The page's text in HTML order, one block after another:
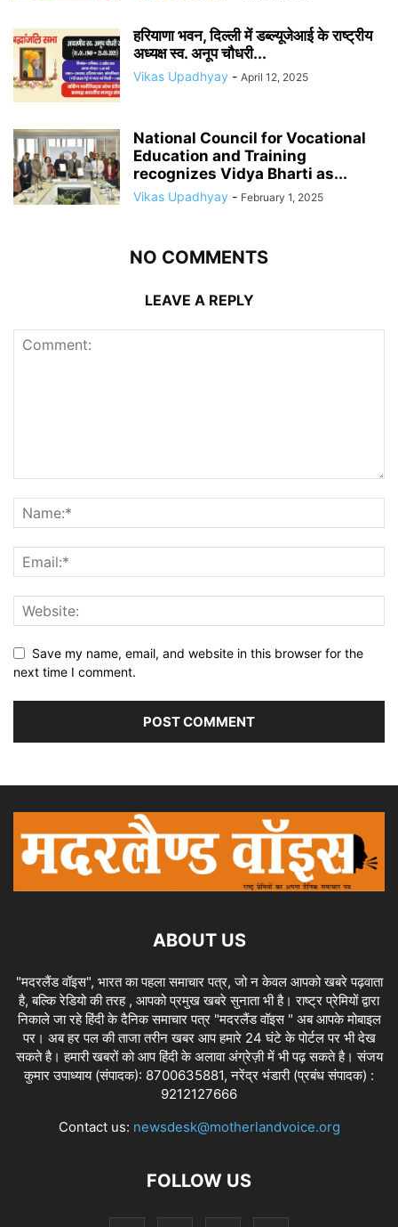
हरियाणा भवन, दिल्ली में डब्ल्यूजेआई के राष्ट्रीय
अध्यक्ष स्व. अनूप चौधरी...
Vikas Upadhyay - April 12, 2025
National Council for Vocational
Education and Training
recognizes Vidya Bharti as...
Vikas Upadhyay - February 1, 2025
NO COMMENTS
LEAVE A REPLY
Save my name, email, and website in this browser for the
next time I comment.
ABOUT US
"मदरलैंड वॉइस", भारत का पहला समाचार पत्र, जो न केवल आपको खबरे पढ़वाता
है, बल्कि रेडियो की तरह , आपको प्रमुख खबरे सुनाता भी है। राष्ट्र प्रेमियों द्वारा
निकाले जा रहे हिंदी के दैनिक समाचार पत्र "मदरलैंड वॉइस " अब आपके मोबाइल
पर। अब हर पल की ताजा तरीन खबर आप हमारे 24 घंटे के पोर्टल पर भी देख
सकते है। हमारी खबरों को आप हिंदी के अलावा अंग्रेज़ी में भी पढ़ सकते है। संजय
कुमार उपाध्याय (संपादक): 8700635881, नरेंद्र भंडारी (प्रबंध संपादक) :
9212127666
Contact us: newsdesk@motherlandvoice.org
FOLLOW US